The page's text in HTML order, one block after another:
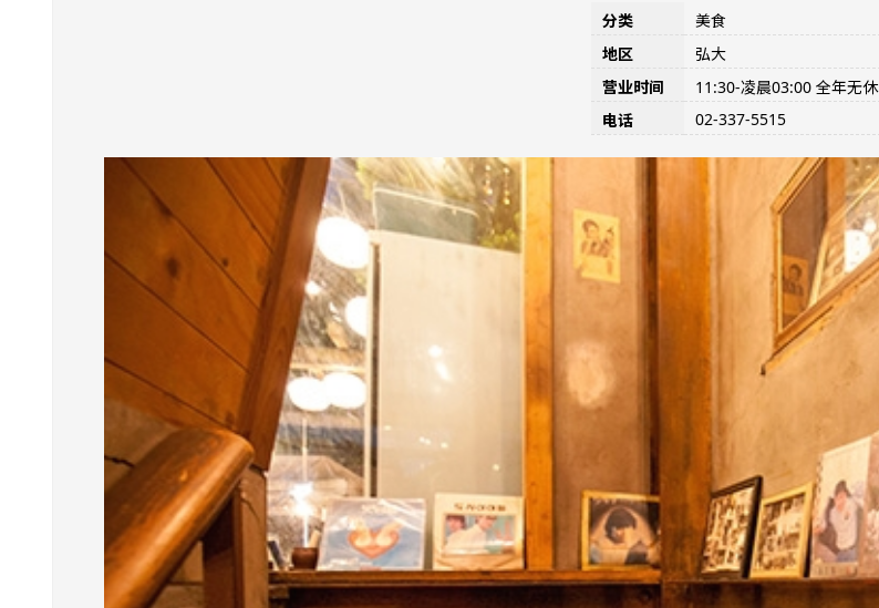
分类
美食
地区
弘大
营业时间
11:30-凌晨03:00 全年无休
电话
02-337-5515